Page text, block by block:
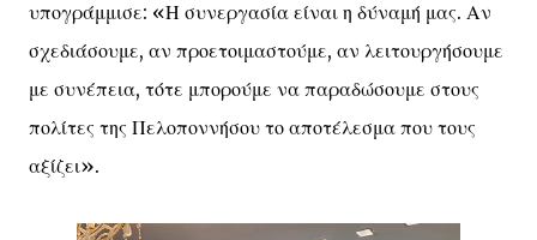
υπογράμμισε: «Η συνεργασία είναι η δύναμή μας. Αν
σχεδιάσουμε, αν προετοιμαστούμε, αν λειτουργήσουμε
με συνέπεια, τότε μπορούμε να παραδώσουμε στους
πολίτες της Πελοποννήσου το αποτέλεσμα που τους
αξίζει».